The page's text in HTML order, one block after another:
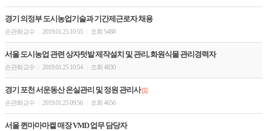
경기 의정부 도시농업기술과 기간제근로자 채용
손관화교수 2019.01.25 10:55 조회 5488
서울 도시농업 관련 상자텃밭 제작설치 및 관리, 화원식물 관리경력자
손관화교수 2019.01.25 10:54 조회 4830
경기 포천 서운동산 온실관리 및 정원 관리사[1]
손관화교수
2019.01.25 09:56 조회 4656
서울 퀸마마마켙 매장 VMD 업무 담당자